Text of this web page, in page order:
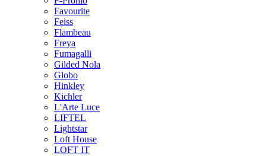
Favourite
Feiss
Flambeau
Freya
Fumagalli
Gilded Nola
Globo
Hinkley
Kichler
L'Arte Luce
LIFTEL
Lightstar
Loft House
LOFT IT